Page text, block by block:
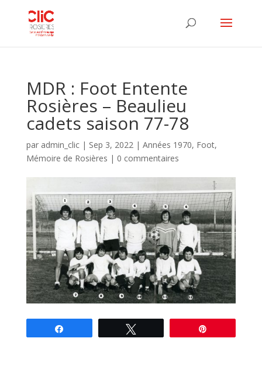
MDR : Foot Entente
Rosières – Beaulieu
cadets saison 77-78
par admin_clic| Sep 3, 2022| Années 1970, Foot,
Mémoire de Rosières | 0 commentaires